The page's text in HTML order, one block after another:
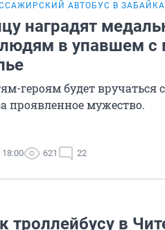
АВТОБУС В
наградят
в упавшем с
героям будет вручаться
проявленное мужество.
18:00 621 22
троллейбусу в